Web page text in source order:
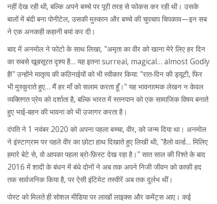
नहीं देख रही थी, बल्कि अपने बच्चे पर पूरी तरह से फोकस कर रही थी। उसके
बालों में बंदी बना पोनीटेल, उसकी मुस्कान और बच्चे की चुपचाप चिपकाव—इन सब
ने एक अनकही कहानी बयां कर दी।
बाद में अनमोल ने फोटो के साथ लिखा, "अमृता का वीर को खाना मेरे लिए हर दिन
का सबसे खूबसूरत दृश्य है… यह इतना surreal, magical… almost Godly
है!" उन्होंने मातृत्व की कठिनाईयों को भी स्वीकार किया: "रात‑दिन की ड्यूटी, फिर
भी मुस्कुराते हुए… मैं हर माँ को सलाम करता हूँ।" यह भावनात्मक लेखन न केवल
व्यक्तिगत प्रेम को दर्शाता है, बल्कि भारत में स्तनपान को एक सामाजिक विषय बनाते
हुए भाई‑बहन की भावना को भी उजागर करता है।
दंपति ने 1 नवंबर 2020 को अपना पहला बच्चा, वीर, को जन्म दिया था। अनमोल
ने इंस्टाग्राम पर पहले वीर का छोटा हाथ दिखाते हुए लिखी थी, "हैलो वर्ल्ड… मिलिए
हमारे बेटे से, वो आपका पहला ब्रो‑फ़िस्ट देख रहा है।" सात साल की रिश्ते के बाद
2016 में शादी के बंधन में बंधे दोनों ने अब तक अपने निजी जीवन को काफी हद
तक सार्वजनिक किया है, पर ऐसी इंटिमेट तस्वीरें अब तक दुर्लभ थीं।
पोस्ट को मिलते ही सोशल मीडिया पर लाखों लाइक्स और कमेंट्स आए। कई